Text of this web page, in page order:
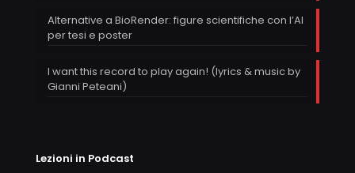
Alternative a BioRender: figure scientifiche con l’AI
per tesi e poster
I want this record to play again! (lyrics & music by
Gianni Peteani)
Lezioni in Podcast